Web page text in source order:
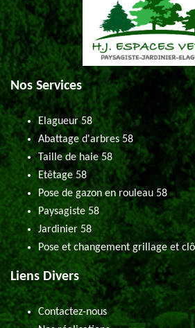
Nos Services
Elagueur 58
Abattage d'arbres 58
Taille de haie 58
Etêtage 58
Pose de gazon en rouleau 58
Paysagiste 58
Jardinier 58
Pose et changement grillage et
Liens Divers
Contactez-nous